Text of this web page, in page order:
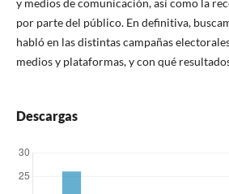
por parte del público. En definitiva,
habló en las distintas campañas
medios y plataformas, y con qué
Descargas